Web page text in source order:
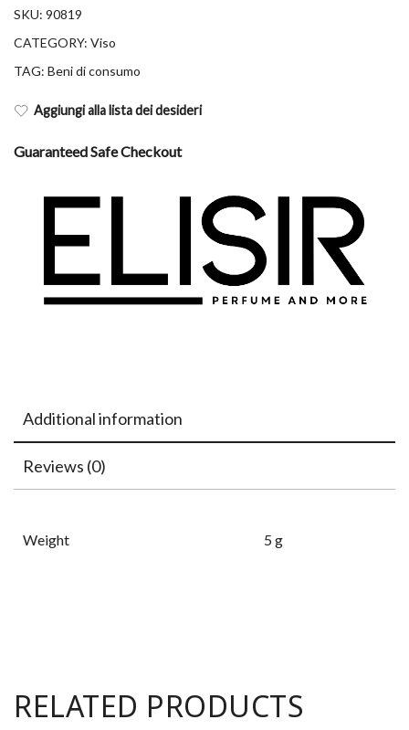
SKU: 90819
CATEGORY: Viso
TAG: Beni di consumo
Aggiungi alla lista dei desideri
Guaranteed Safe Checkout
Additional information
Reviews (0)
Weight 5 g
RELATED PRODUCTS